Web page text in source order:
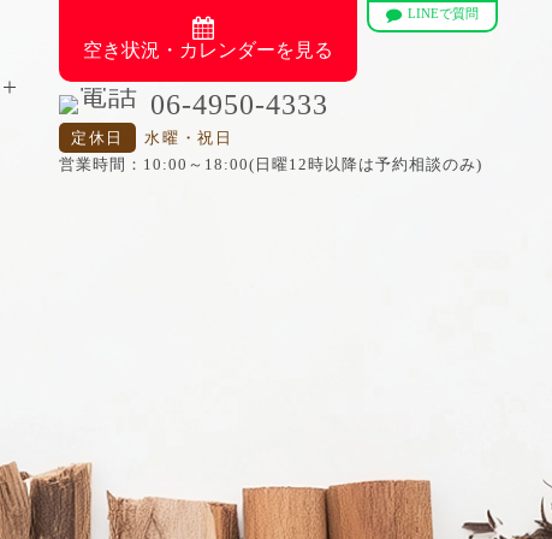
空き状況・カレンダーを見る
LINEで質問
06-4950-4333
定休日
水曜・祝日
営業時間：10:00～18:00(日曜12時以降は予約相談のみ)